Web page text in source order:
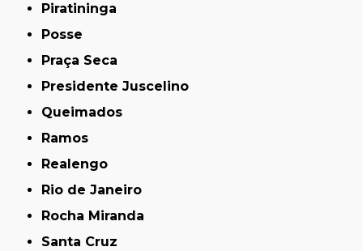
Piratininga
Posse
Praça Seca
Presidente Juscelino
Queimados
Ramos
Realengo
Rio de Janeiro
Rocha Miranda
Santa Cruz